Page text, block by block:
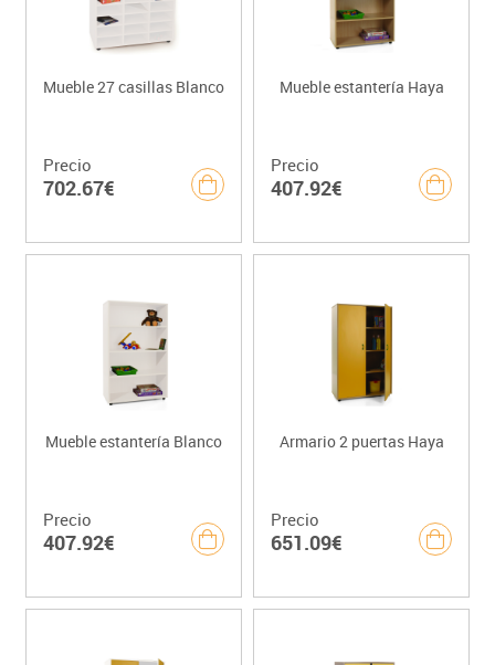
Mueble 27 casillas Blanco
Precio
702.67€
Mueble estantería Haya
Precio
407.92€
Mueble estantería Blanco
Precio
407.92€
Armario 2 puertas Haya
Precio
651.09€